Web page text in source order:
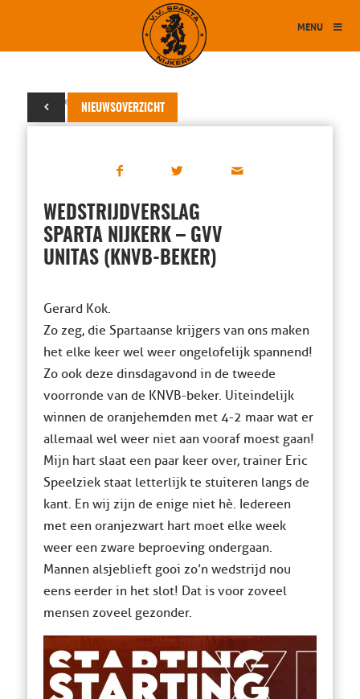
MENU
NIEUWSOVERZICHT
19 september 2023
WEDSTRIJDVERSLAG
SPARTA NIJKERK – GVV
UNITAS (KNVB-BEKER)
Gerard Kok.
Zo zeg, die Spartaanse krijgers van ons maken
het elke keer wel weer ongelofelijk spannend!
Zo ook deze dinsdagavond in de tweede
voorronde van de KNVB-beker. Uiteindelijk
winnen de oranjehemden met 4-2 maar wat er
allemaal wel weer niet aan vooraf moest gaan!
Mijn hart slaat een paar keer over, trainer Eric
Speelziek staat letterlijk te stuiteren langs de
kant. En wij zijn de enige niet hè. Iedereen
met een oranjezwart hart moet elke week
weer een zware beproeving ondergaan.
Mannen alsjeblieft gooi zo’n wedstrijd nou
eens eerder in het slot! Dat is voor zoveel
mensen zoveel gezonder.